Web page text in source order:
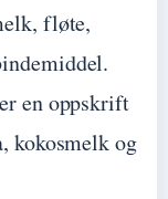
fløte,
en oppskrift
kokosmelk og